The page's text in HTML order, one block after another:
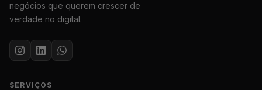
negócios que querem crescer de
verdade no digital.
SERVIÇOS